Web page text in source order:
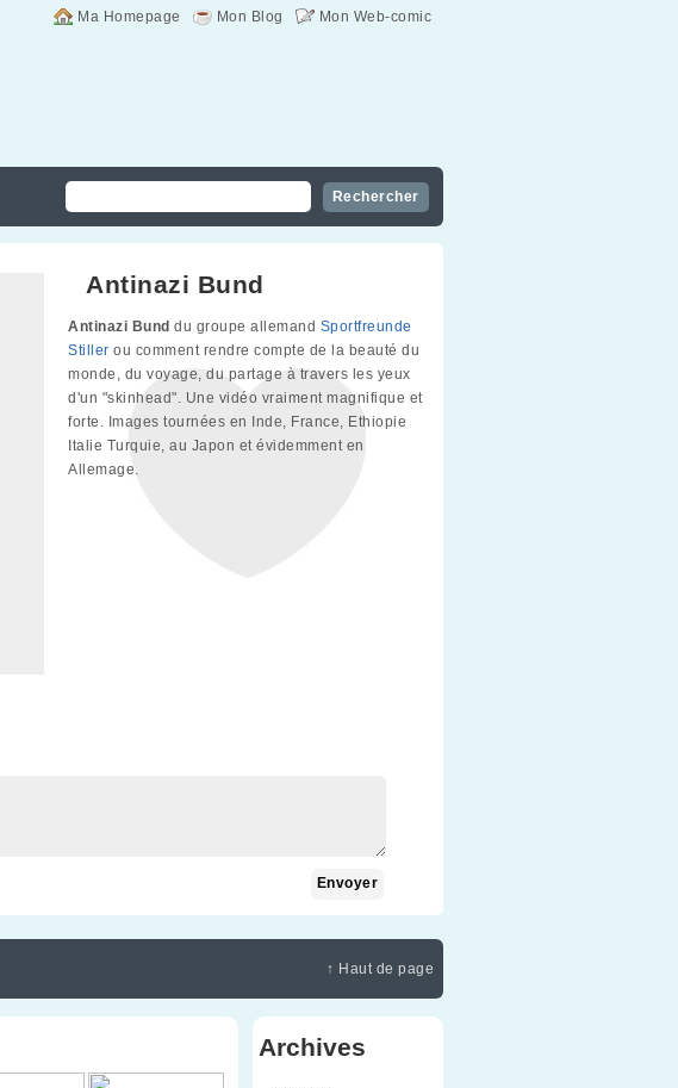
Mon Web-comic
Mon Blog
Ma Homepage
Antinazi Bund
Antinazi Bund du groupe allemand Sportfreunde
Stiller ou comment rendre compte de la beauté du
monde, du voyage, du partage à travers les yeux
d'un "skinhead". Une vidéo vraiment magnifique et
forte. Images tournées en Inde, France, Ethiopie
Italie Turquie, au Japon et évidemment en
Allemage.
↑ Haut de page
Archives